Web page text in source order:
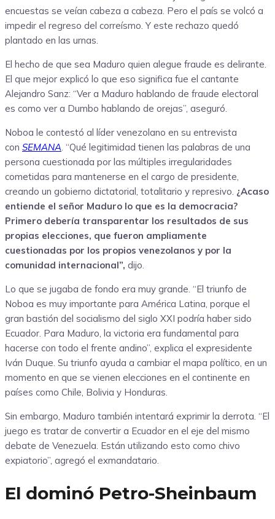
encuestas se veían cabeza a cabeza. Pero el país se volcó a
impedir el regreso del correísmo. Y este rechazo quedó
plantado en las urnas.
El hecho de que sea Maduro quien alegue fraude es delirante.
El que mejor explicó lo que eso significa fue el cantante
Alejandro Sanz: “Ver a Maduro hablando de fraude electoral
es como ver a Dumbo hablando de orejas”, aseguró.
Noboa le contestó al líder venezolano en su entrevista
con SEMANA . “Qué legitimidad tienen las palabras de una
persona cuestionada por las múltiples irregularidades
cometidas para mantenerse en el cargo de presidente,
creando un gobierno dictatorial, totalitario y represivo. ¿Acaso
entiende el señor Maduro lo que es la democracia?
Primero debería transparentar los resultados de sus
propias elecciones, que fueron ampliamente
cuestionadas por los propios venezolanos y por la
comunidad internacional”, dijo.
Lo que se jugaba de fondo era muy grande. “El triunfo de
Noboa es muy importante para América Latina, porque el
gran bastión del socialismo del siglo XXI podría haber sido
Ecuador. Para Maduro, la victoria era fundamental para
hacerse con todo el frente andino”, explica el expresidente
Iván Duque. Su triunfo ayuda a cambiar el mapa político, en un
momento en que se vienen elecciones en el continente en
países como Chile, Bolivia y Honduras.
Sin embargo, Maduro también intentará exprimir la derrota. “El
juego es tratar de convertir a Ecuador en el eje del mismo
debate de Venezuela. Están utilizando esto como chivo
expiatorio”, agregó el exmandatario.
El dominó Petro-Sheinbaum